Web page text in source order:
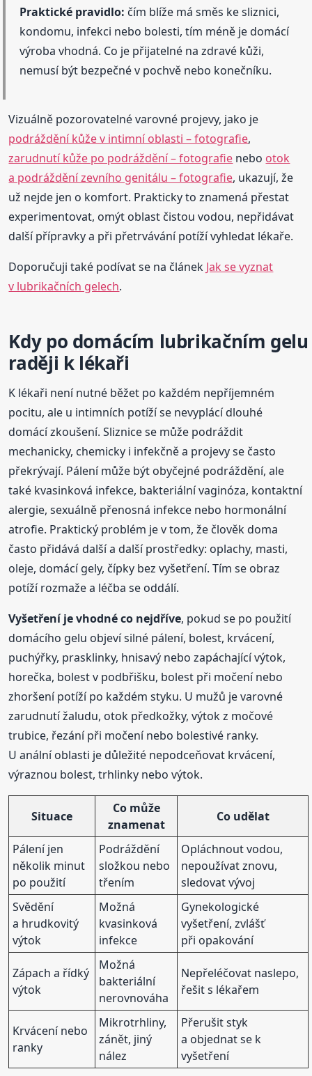
Praktické pravidlo: čím blíže má směs ke sliznici,
kondomu, infekci nebo bolesti, tím méně je domácí
výroba vhodná. Co je přijatelné na zdravé kůži,
nemusí být bezpečné v pochvě nebo konečníku.
Vizuálně pozorovatelné varovné projevy, jako je
podráždění kůže v intimní oblasti – fotografie,
zarudnutí kůže po podráždění – fotografie nebo otok
a podráždění zevního genitálu – fotografie, ukazují, že
už nejde jen o komfort. Prakticky to znamená přestat
experimentovat, omýt oblast čistou vodou, nepřidávat
další přípravky a při přetrvávání potíží vyhledat lékaře.
Doporučuji také podívat se na článek Jak se vyznat
v lubrikačních gelech.
Kdy po domácím lubrikačním gelu
raději k lékaři
K lékaři není nutné běžet po každém nepříjemném
pocitu, ale u intimních potíží se nevyplácí dlouhé
domácí zkoušení. Sliznice se může podráždit
mechanicky, chemicky i infekčně a projevy se často
překrývají. Pálení může být obyčejné podráždění, ale
také kvasinková infekce, bakteriální vaginóza, kontaktní
alergie, sexuálně přenosná infekce nebo hormonální
atrofie. Praktický problém je v tom, že člověk doma
často přidává další a další prostředky: oplachy, masti,
oleje, domácí gely, čípky bez vyšetření. Tím se obraz
potíží rozmaže a léčba se oddálí.
Vyšetření je vhodné co nejdříve, pokud se po použití
domácího gelu objeví silné pálení, bolest, krvácení,
puchýřky, prasklinky, hnisavý nebo zapáchající výtok,
horečka, bolest v podbřišku, bolest při močení nebo
zhoršení potíží po každém styku. U mužů je varovné
zarudnutí žaludu, otok předkožky, výtok z močové
trubice, řezání při močení nebo bolestivé ranky.
U anální oblasti je důležité nepodceňovat krvácení,
výraznou bolest, trhlinky nebo výtok.
Situace
Co může
znamenat
Co udělat
Pálení jen
několik minut
po použití
Podráždění
složkou nebo
třením
Opláchnout vodou,
nepoužívat znovu,
sledovat vývoj
Svědění
a hrudkovitý
výtok
Možná
kvasinková
infekce
Gynekologické
vyšetření, zvlášť
při opakování
Zápach a řídký
výtok
Možná
bakteriální
nerovnováha
Nepřeléčovat naslepo,
řešit s lékařem
Krvácení nebo
ranky
Mikrotrhliny,
zánět, jiný
nález
Přerušit styk
a objednat se k
vyšetření